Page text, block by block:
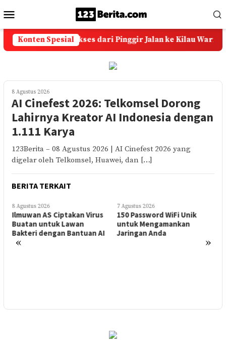
ke
kontenMobile
Konten Spesial
Akik: Kisah Sukses dari Pinggir Jalan ke Kilau Warna-
8 Agustus 2026
AI Cinefest 2026: Telkomsel Dorong
Lahirnya Kreator AI Indonesia dengan
1.111 Karya
123Berita – 08 Agustus 2026 | AI Cinefest 2026 yang
digelar oleh Telkomsel, Huawei, dan […]
BERITA TERKAIT
« »
8 Agustus 2026
Ilmuwan AS Ciptakan Virus
Buatan untuk Lawan
Bakteri dengan Bantuan AI
7 Agustus 2026
150 Password WiFi Unik
untuk Mengamankan
Jaringan Anda